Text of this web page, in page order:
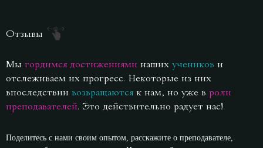
Отзывы
Мы гордимся достижениями наших учеников и
отслеживаем их прогресс. Некоторые из них
впоследствии возвращаются к нам, но уже в роли
преподавателей. Это действительно радует нас!
Поделитесь с нами своим опытом, расскажите о преподавателе,